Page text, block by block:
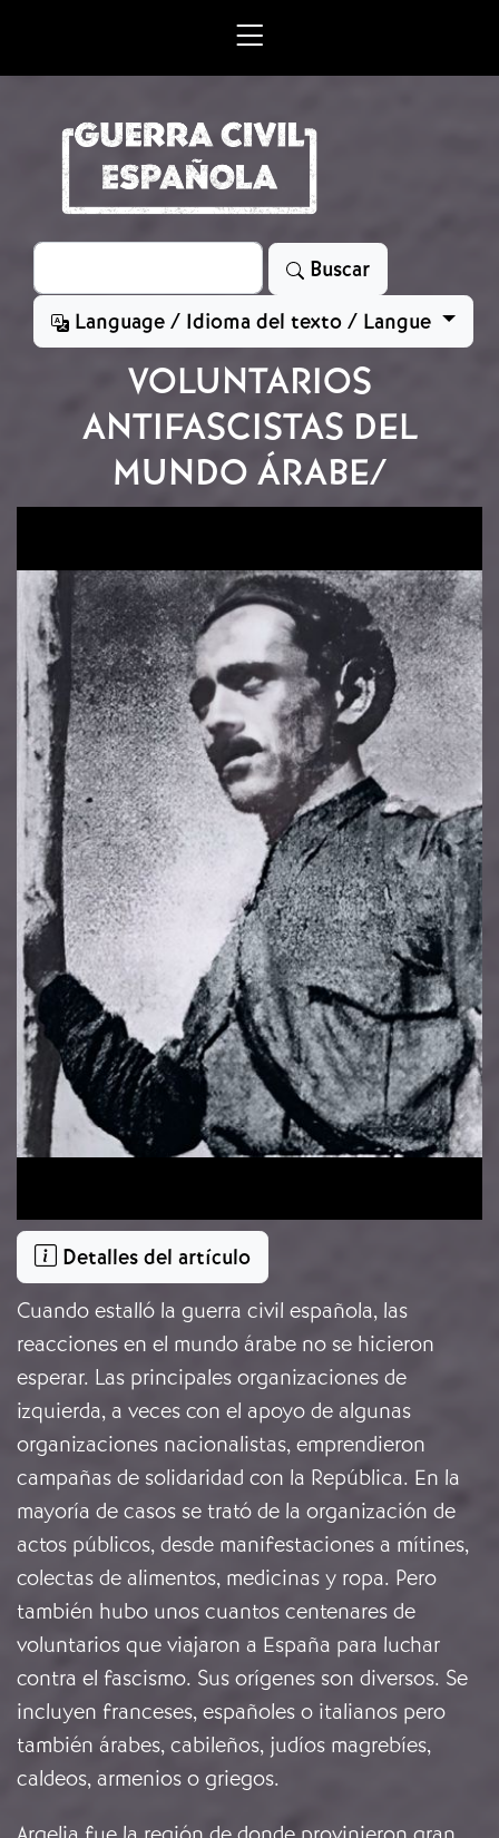
Search
Buscar
Language / Idioma del texto / Langue
VOLUNTARIOS
ANTIFASCISTAS DEL
MUNDO ÁRABE/
Detalles del artículo
Cuando estalló la guerra civil española, las
reacciones en el mundo árabe no se hicieron
esperar. Las principales organizaciones de
izquierda, a veces con el apoyo de algunas
organizaciones nacionalistas, emprendieron
campañas de solidaridad con la República. En la
mayoría de casos se trató de la organización de
actos públicos, desde manifestaciones a mítines,
colectas de alimentos, medicinas y ropa. Pero
también hubo unos cuantos centenares de
voluntarios que viajaron a España para luchar
contra el fascismo. Sus orígenes son diversos. Se
incluyen franceses, españoles o italianos pero
también árabes, cabileños, judíos magrebíes,
caldeos, armenios o griegos.